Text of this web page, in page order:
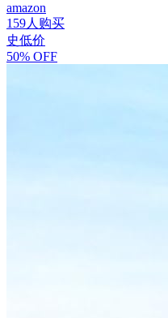
amazon
159人购买
史低价
50% OFF